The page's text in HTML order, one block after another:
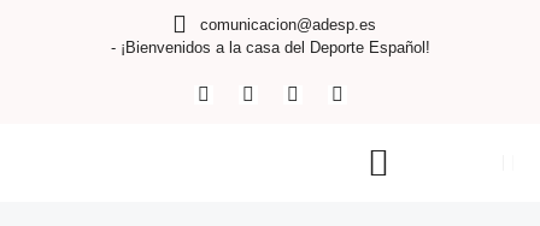
comunicacion@adesp.es
- ¡Bienvenidos a la casa del Deporte Español!